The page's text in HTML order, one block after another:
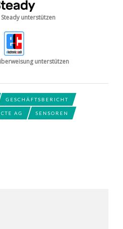
unterstützen
unterstützen
GESCHÄFTSBERICHT
AG SENSOREN